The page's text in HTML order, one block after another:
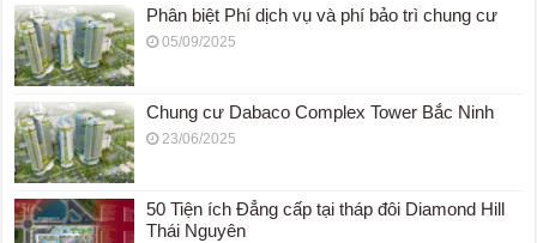
Phân biệt Phí dịch vụ và phí bảo trì chung cư
05/09/2025
Chung cư Dabaco Complex Tower Bắc Ninh
23/06/2025
50 Tiện ích Đẳng cấp tại tháp đôi Diamond Hill
Thái Nguyên